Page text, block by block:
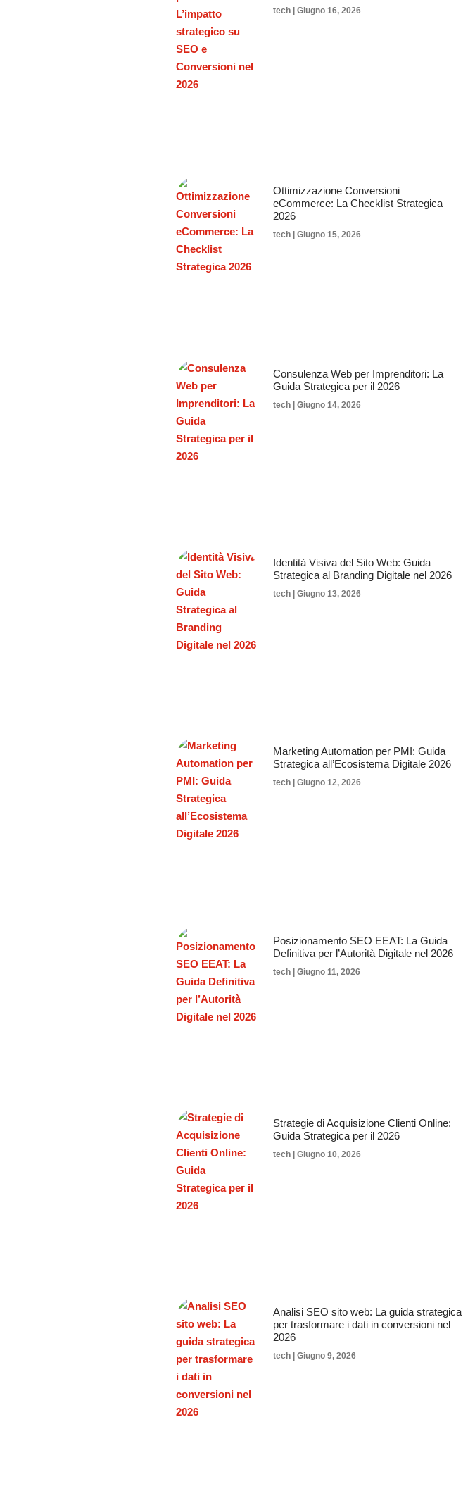
tech Giugno 16, 2026
Ottimizzazione Conversioni
eCommerce: La Checklist Strategica
2026
tech Giugno 15, 2026
Consulenza Web per Imprenditori: La
Guida Strategica per il 2026
tech Giugno 14, 2026
Identità Visiva del Sito Web: Guida
Strategica al Branding Digitale nel 2026
tech Giugno 13, 2026
Marketing Automation per PMI: Guida
Strategica all’Ecosistema Digitale 2026
tech Giugno 12, 2026
Posizionamento SEO EEAT: La Guida
Definitiva per l’Autorità Digitale nel 2026
tech Giugno 11, 2026
Strategie di Acquisizione Clienti Online:
Guida Strategica per il 2026
tech Giugno 10, 2026
Analisi SEO sito web: La guida strategica
per trasformare i dati in conversioni nel
2026
tech Giugno 9, 2026